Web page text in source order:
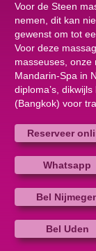
Voor de Steen
nemen, dit kan
gewenst om tot
Voor deze
masseuses, onze
Mandarin-Spa in
diploma’s,
(Bangkok) voor
Reserveer
Whatsapp
Bel
Bel Uden